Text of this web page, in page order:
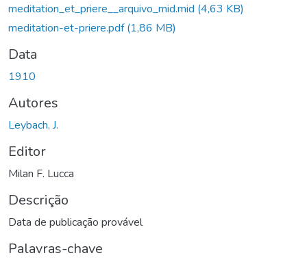
meditation_et_priere__arquivo_mid.mid (4,63 KB)
meditation-et-priere.pdf(1,86 MB)
Data
1910
Autores
Leybach, J.
Editor
Milan F. Lucca
Descrição
Data de publicação provável
Palavras-chave